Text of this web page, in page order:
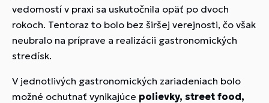
vedomostí v praxi sa uskutočnila opäť po dvoch
rokoch. Tentoraz to bolo bez širšej verejnosti, čo však
neubralo na príprave a realizácii gastronomických
stredísk.
V jednotlivých gastronomických zariadeniach bolo
možné ochutnať vynikajúce polievky, street food,